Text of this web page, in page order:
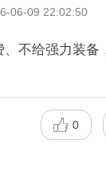
06-09 22:02:50
给强力装备
0